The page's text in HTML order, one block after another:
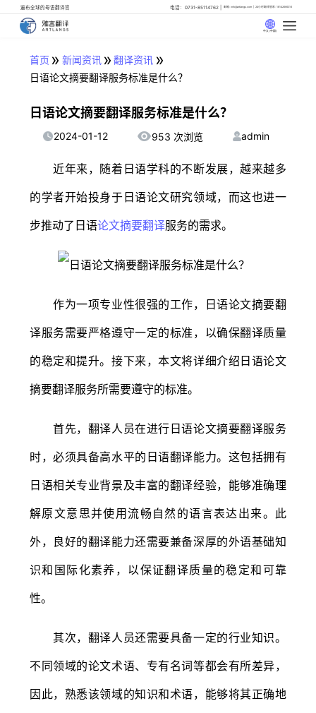
遍布全球的母语翻译官 电话：0731-85114762 邮箱: info@artlangs.com 24小时翻译管家: 18142666316
中文 (中国)
首页 » 新闻资讯» 翻译资讯 »
日语论文摘要翻译服务标准是什么？
日语论文摘要翻译服务标准是什么？
2024-01-12 953 次浏览 admin
近年来，随着日语学科的不断发展，越来越多
的学者开始投身于日语论文研究领域，而这也进一
步推动了日语论文摘要翻译服务的需求。
作为一项专业性很强的工作，日语论文摘要翻
译服务需要严格遵守一定的标准，以确保翻译质量
的稳定和提升。接下来，本文将详细介绍日语论文
摘要翻译服务所需要遵守的标准。
首先，翻译人员在进行日语论文摘要翻译服务
时，必须具备高水平的日语翻译能力。这包括拥有
日语相关专业背景及丰富的翻译经验，能够准确理
解原文意思并使用流畅自然的语言表达出来。此
外，良好的翻译能力还需要兼备深厚的外语基础知
识和国际化素养，以保证翻译质量的稳定和可靠
性。
其次，翻译人员还需要具备一定的行业知识。
不同领域的论文术语、专有名词等都会有所差异，
因此，熟悉该领域的知识和术语，能够将其正确地